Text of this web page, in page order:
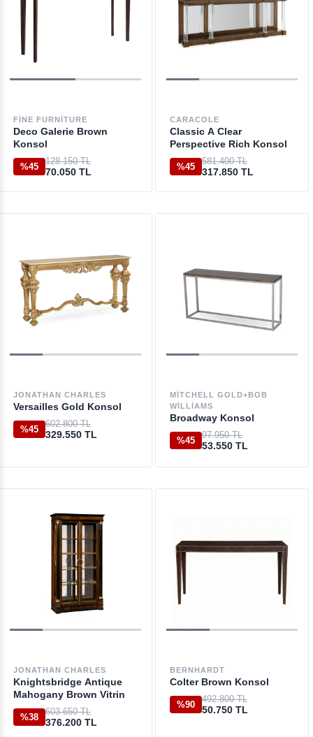
FINE FURNITURE
Deco Galerie Brown
Konsol
%45
128.150 TL
70.050 TL
CARACOLE
Classic A Clear
Perspective Rich Konsol
%45
581.400 TL
317.850 TL
JONATHAN CHARLES
Versailles Gold Konsol
%45
602.800 TL
329.550 TL
MITCHELL GOLD+BOB
WILLIAMS
Broadway Konsol
%45
97.950 TL
53.550 TL
JONATHAN CHARLES
Knightsbridge Antique
Mahogany Brown Vitrin
%38
603.650 TL
376.200 TL
BERNHARDT
Colter Brown Konsol
%90
492.800 TL
50.750 TL